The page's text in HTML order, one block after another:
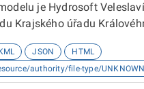
je Hydrosoft
Krajského úřadu
JSON
HTML
authority/file-type/UNKNOWN